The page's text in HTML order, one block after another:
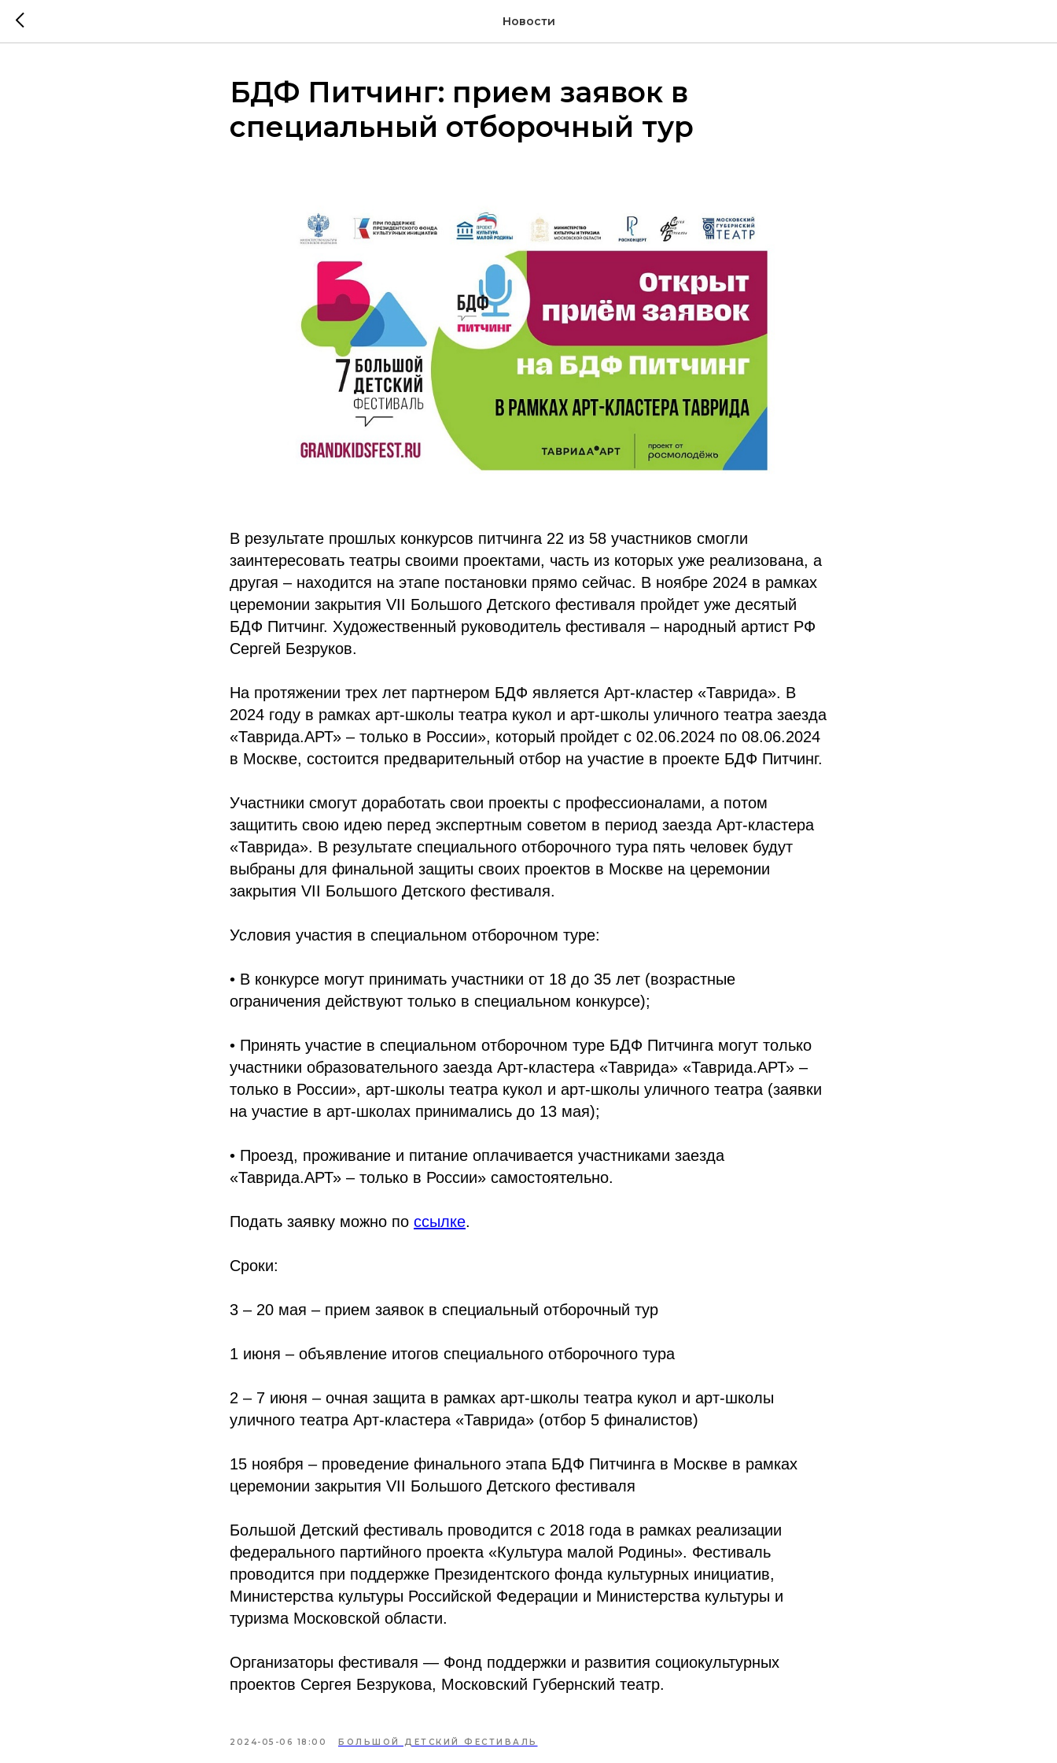
Новости
БДФ Питчинг: прием заявок в
специальный отборочный тур
В результате прошлых конкурсов питчинга 22 из 58 участников смогли
заинтересовать театры своими проектами, часть из которых уже реализована, а
другая – находится на этапе постановки прямо сейчас. В ноябре 2024 в рамках
церемонии закрытия VII Большого Детского фестиваля пройдет уже десятый
БДФ Питчинг. Художественный руководитель фестиваля – народный артист РФ
Сергей Безруков.
На протяжении трех лет партнером БДФ является Арт-кластер «Таврида». В
2024 году в рамках арт-школы театра кукол и арт-школы уличного театра заезда
«Таврида.АРТ» – только в России», который пройдет с 02.06.2024 по 08.06.2024
в Москве, состоится предварительный отбор на участие в проекте БДФ Питчинг.
Участники смогут доработать свои проекты с профессионалами, а потом
защитить свою идею перед экспертным советом в период заезда Арт-кластера
«Таврида». В результате специального отборочного тура пять человек будут
выбраны для финальной защиты своих проектов в Москве на церемонии
закрытия VII Большого Детского фестиваля.
Условия участия в специальном отборочном туре:
• В конкурсе могут принимать участники от 18 до 35 лет (возрастные
ограничения действуют только в специальном конкурсе);
• Принять участие в специальном отборочном туре БДФ Питчинга могут только
участники образовательного заезда Арт-кластера «Таврида» «Таврида.АРТ» –
только в России», арт-школы театра кукол и арт-школы уличного театра (заявки
на участие в арт-школах принимались до 13 мая);
• Проезд, проживание и питание оплачивается участниками заезда
«Таврида.АРТ» – только в России» самостоятельно.
Подать заявку можно по ссылке.
Сроки:
3 – 20 мая – прием заявок в специальный отборочный тур
1 июня – объявление итогов специального отборочного тура
2 – 7 июня – очная защита в рамках арт-школы театра кукол и арт-школы
уличного театра Арт-кластера «Таврида» (отбор 5 финалистов)
15 ноября – проведение финального этапа БДФ Питчинга в Москве в рамках
церемонии закрытия VII Большого Детского фестиваля
Большой Детский фестиваль проводится с 2018 года в рамках реализации
федерального партийного проекта «Культура малой Родины». Фестиваль
проводится при поддержке Президентского фонда культурных инициатив,
Министерства культуры Российской Федерации и Министерства культуры и
туризма Московской области.
Организаторы фестиваля — Фонд поддержки и развития социокультурных
проектов Сергея Безрукова, Московский Губернский театр.
2024-05-06 18:00 БОЛЬШОЙ ДЕТСКИЙ ФЕСТИВАЛЬ